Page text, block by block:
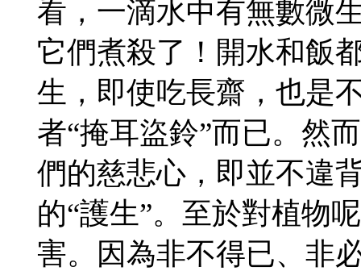
看，一滴水中有無數微
它們煮殺了！開水和飯
生，即使吃長齋，也是
者“掩耳盜鈴”而已。然
們的慈悲心，即並不違
的“護生”。至於對植物
害。因為非不得已、非